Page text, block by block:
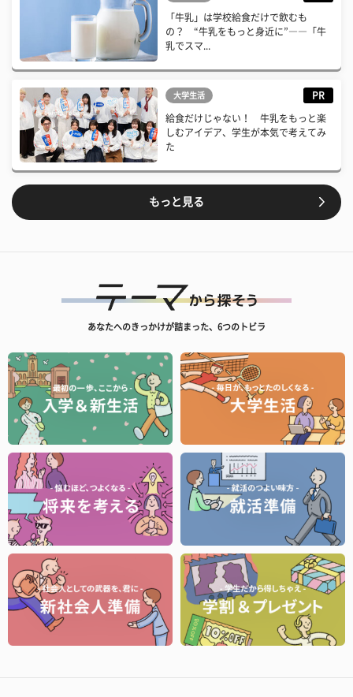
「牛乳」は学校給食だけで飲むも
の？ “牛乳をもっと身近に”――「牛
乳でスマ...
大学生活 PR
給食だけじゃない！ 牛乳をもっと楽
しむアイデア、学生が本気で考えてみ
た
もっと見る
あなたへのきっかけが詰まった、6つのトビラ